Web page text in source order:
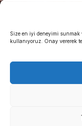
Size en iyi deneyimi
kullanıyoruz. Onay vererek